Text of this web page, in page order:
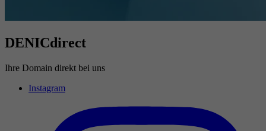
DENICdirect
Ihre Domain direkt bei uns
Instagram